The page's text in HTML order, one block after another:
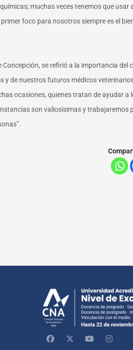
muchas veces tenemos que usar
foco para nosotros siempre es el
se refirió a la importancia del
y de nuestros futuros médicos
ocasiones, quienes tratan de ayudar a
son valiosísimas y trabajaremos